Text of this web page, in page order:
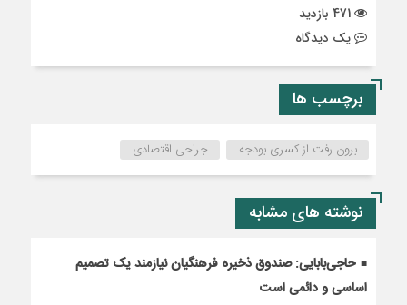
يک دیدگاه
برچسب ها
برون رفت از کسری بودجه جراحی اقتصادی
نوشته های مشابه
حاجی‌بابایی: صندوق ذخیره فرهنگیان نیازمند یک تصمیم
اساسی و دائمی است